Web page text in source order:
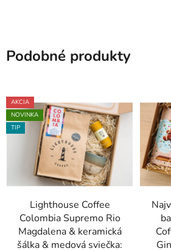
Podobné produkty
AKCIA
NOVINKA
TIP
Lighthouse Coffee
Colombia Supremo Rio
Magdalena & keramická
šálka & medová sviečka: